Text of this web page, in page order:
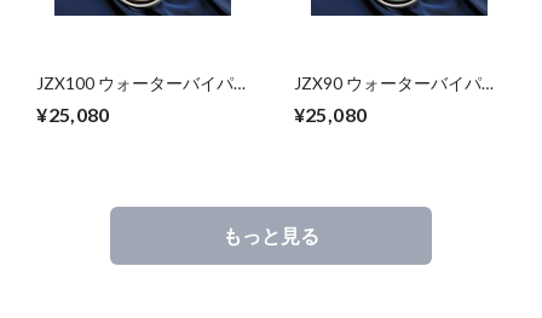
JZX100 ウォーターバイパ
¥25,080
JZX90 ウォーターバイパス
¥25,080
もっと見る